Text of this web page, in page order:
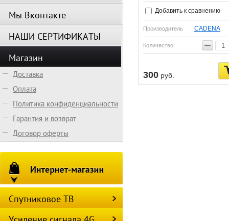
Добавить к сравнению
Производитель CADENA
Количество: −
300 руб.
Мы Вконтакте
НАШИ СЕРТИФИКАТЫ
Магазин
Доставка
Оплата
Политика конфиденциальности
Гарантия и возврат
Договор оферты
Спутниковое ТВ